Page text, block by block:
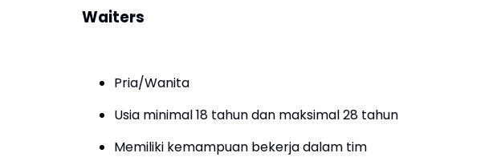
Waiters
Pria/Wanita
Usia minimal 18 tahun dan maksimal 28 tahun
Memiliki kemampuan bekerja dalam tim